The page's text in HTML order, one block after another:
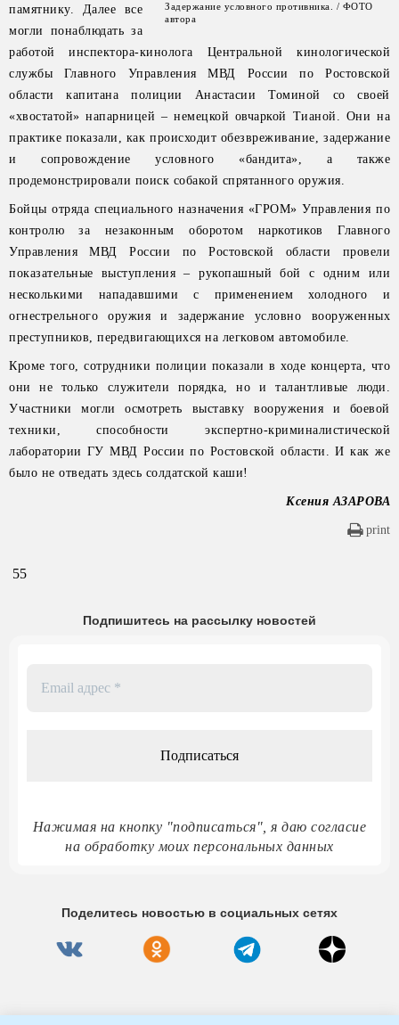
Задержание условного противника. / ФОТО
автора
памятнику. Далее все
могли понаблюдать за
работой инспектора-кинолога Центральной кинологической
службы Главного Управления МВД России по Ростовской
области капитана полиции Анастасии Томиной со своей
«хвостатой» напарницей – немецкой овчаркой Тианой. Они на
практике показали, как происходит обезвреживание, задержание
и сопровождение условного «бандита», а также
продемонстрировали поиск собакой спрятанного оружия.
Бойцы отряда специального назначения «ГРОМ» Управления по
контролю за незаконным оборотом наркотиков Главного
Управления МВД России по Ростовской области провели
показательные выступления – рукопашный бой с одним или
несколькими нападавшими с применением холодного и
огнестрельного оружия и задержание условно вооруженных
преступников, передвигающихся на легковом автомобиле.
Кроме того, сотрудники полиции показали в ходе концерта, что
они не только служители порядка, но и талантливые люди.
Участники могли осмотреть выставку вооружения и боевой
техники, способности экспертно-криминалистической
лаборатории ГУ МВД России по Ростовской области. И как же
было не отведать здесь солдатской каши!
Ксения АЗАРОВА
print
55
Подпишитесь на рассылку новостей
Нажимая на кнопку "подписаться", я даю согласие
на обработку моих персональных данных
Поделитесь новостью в социальных сетях